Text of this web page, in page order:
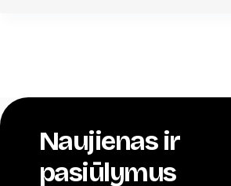
Naujienas ir
pasiūlymus